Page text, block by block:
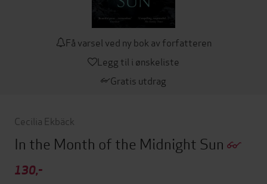
Få varsel ved ny bok av forfatteren
Legg til i ønskeliste
Gratis utdrag
Cecilia Ekbäck
In the Month of the Midnight Sun
130,-